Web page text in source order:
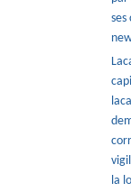
la